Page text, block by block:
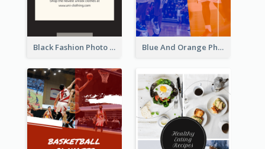
Black Fashion Photo Special Sale Instagram Story Blue And Orange Photo Basketball Match Instagram Story